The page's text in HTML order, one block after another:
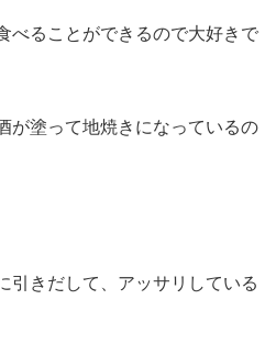
べることができるので大好きで
が塗って地焼きになっているの
引きだして、アッサリしている